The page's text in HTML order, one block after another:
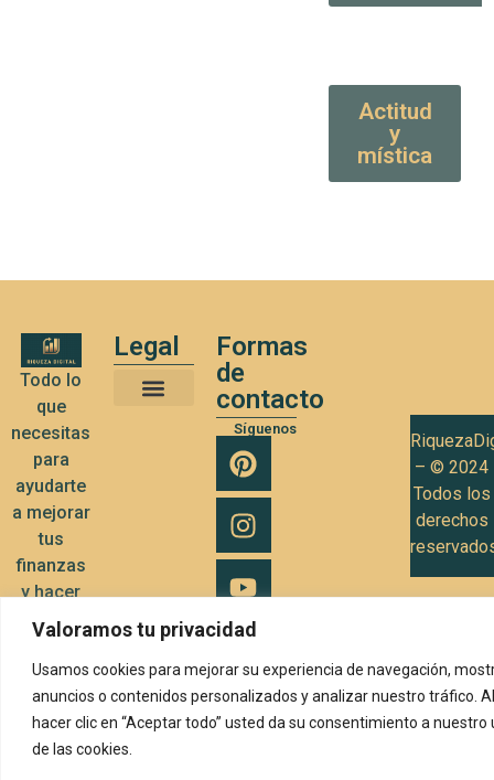
Valoramos tu privacidad
Usamos cookies para mejorar su experiencia de navegación,
anuncios o contenidos personalizados y analizar nuestro tráfico. Al
hacer clic en “Aceptar todo” usted da su consentimiento a nuestro
de las cookies.
Actitud
y
mística
Todo lo
que
necesitas
para
ayudarte
a mejorar
tus
finanzas
y hacer
crecer tu
Legal
Formas
de
contacto
Síguenos
– © 2024
Todos los
derechos